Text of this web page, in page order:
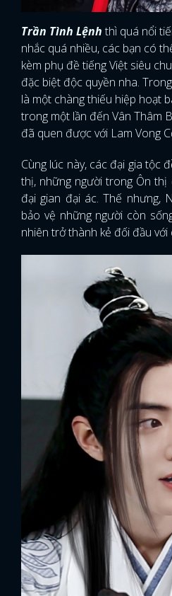
Trần Tình Lệnh thì quá nổi
nhắc quá nhiều, các bạn có
kèm phụ đề tiếng Việt siêu
đặc biệt độc quyền nha.
là một chàng thiếu hiệp hoạt
trong một lần đến Vân Thâm
đã quen được với Lam Vong
Cùng lúc này, các đại gia tộc
thị, những người trong Ôn
đại gian đại ác. Thế nhưng,
bảo vệ những người còn
nhiên trở thành kẻ đối đầu với